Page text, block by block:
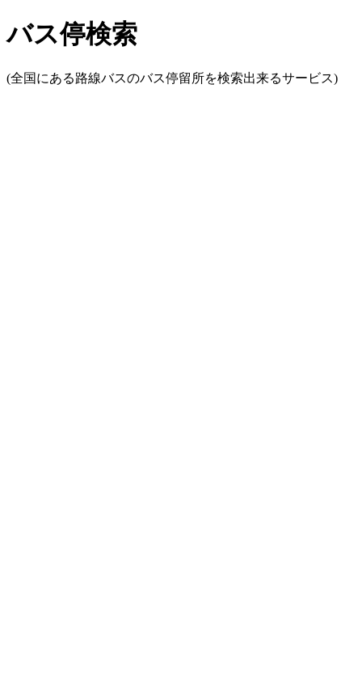
バス停検索
(全国にある路線バスのバス停留所を検索出来るサービス)